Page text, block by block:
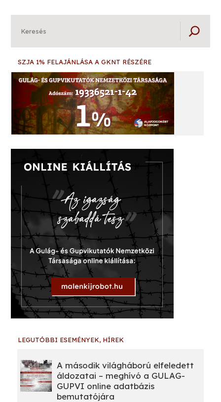
Keresés
SZJA 1% FELAJÁNLÁSA A GKNT RÉSZÉRE
LEGUTÓBBI ESEMÉNYEK, HÍREK
A második világháború elfeledett
áldozatai – meghívó a GULAG-
GUPVI online adatbázis
bemutatójára